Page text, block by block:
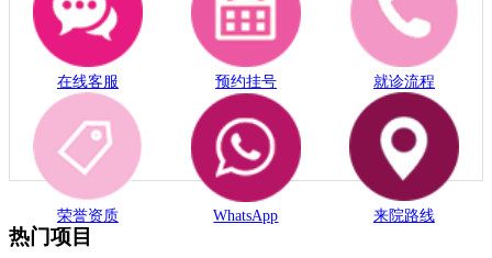
在线客服 预约挂号 就诊流程
荣誉资质 WhatsApp 来院路线
热门项目